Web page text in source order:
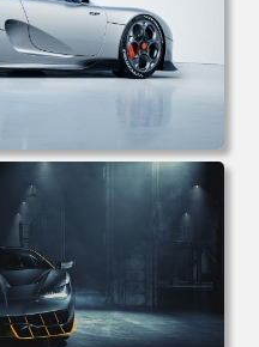
级跑车 简约 电脑桌面 高清